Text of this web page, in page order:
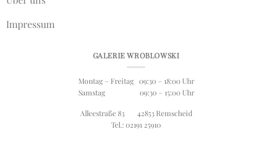
Impressum
GALERIE WROBLOWSKI
Montag – Freitag 09:30 – 18:00 Uhr
Samstag 09:30 – 15:00 Uhr
Alleestraße 83 42853 Remscheid
Tel.: 02191 25910